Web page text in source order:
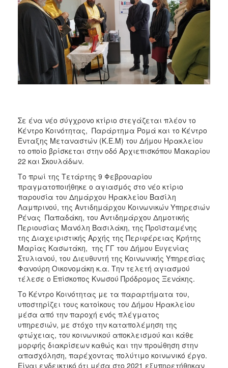
2010
2006
ΔΗΜΟΤΗΣ
ΗΡΑΚΛΕΙΟ
Σε ένα νέο σύγχρονο κτίριο στεγάζεται πλέον το
Κέντρο Κοινότητας, Παράρτημα Ρομά και το Κέντρο
Ένταξης Μεταναστών (Κ.Ε.Μ) του Δήμου Ηρακλείου
το οποίο βρίσκεται στην οδό Αρχιεπισκόπου Μακαρίου
22 και Σκουλάδων.
Το πρωί της Τετάρτης 9 Φεβρουαρίου
πραγματοποιήθηκε ο αγιασμός στο νέο κτίριο
παρουσία του Δημάρχου Ηρακλείου Βασίλη
Λαμπρινού, της Αντιδημάρχου Κοινωνικών Υπηρεσιών
Ρένας Παπαδάκη, του Αντιδημάρχου Δημοτικής
Περιουσίας Μανόλη Βασιλάκη, της Προϊσταμένης
της Διαχειριστικής Αρχής της Περιφέρειας Κρήτης
Μαρίας Κασωτάκη, της ΓΓ του Δήμου Ευγενίας
Στυλιανού, του Διευθυντή της Κοινωνικής Υπηρεσίας
Φανούρη Οικονομάκη κ.α. Την τελετή αγιασμού
τέλεσε ο Επίσκοπος Κνωσού Πρόδρομος Ξενάκης.
Το Κέντρο Κοινότητας με τα παραρτήματα του,
υποστηρίζει τους κατοίκους του Δήμου Ηρακλείου
μέσα από την παροχή ενός πλέγματος
υπηρεσιών, με στόχο την καταπολέμηση της
φτώχειας, του κοινωνικού αποκλεισμού και κάθε
μορφής διακρίσεων καθώς και την προώθηση στην
απασχόληση, παρέχοντας πολύτιμο κοινωνικό έργο.
Είναι ενδεικτικό ότι μέσα στο 2021 εξυπηρετήθηκαν